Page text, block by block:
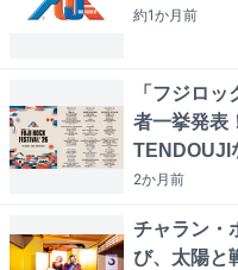
約1か月前
「フジロ
者一挙発表
TENDOUJI
2か月前
チャラン・
び、太陽と